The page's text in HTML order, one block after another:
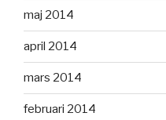
maj 2014
april 2014
mars 2014
februari 2014